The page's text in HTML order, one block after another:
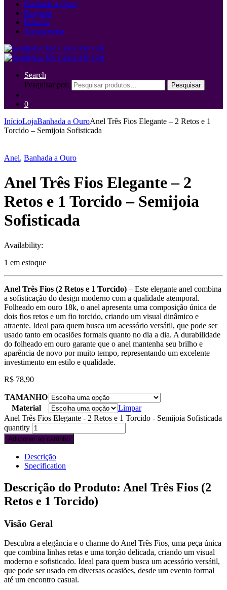
Banhada a Ouro
Pingente
Pulseira
Tornozeleira
Search
Pesquisar por:
Pesquisar
0
InícioLojaBanhada a OuroAnel Três Fios Elegante – 2 Retos e 1
Torcido – Semijoia Sofisticada
Anel, Banhada a Ouro
Anel Três Fios Elegante – 2
Retos e 1 Torcido – Semijoia
Sofisticada
Availability:
1 em estoque
Anel Três Fios (2 Retos e 1 Torcido) – Este elegante anel combina
a sofisticação do design moderno com a qualidade atemporal.
Folheado em ouro 18k, o anel apresenta uma composição única de
dois fios retos e um fio torcido, criando um visual dinâmico e
atraente. Ideal para quem busca um acessório versátil, que pode ser
usado tanto em ocasiões formais quanto no dia a dia. A durabilidade
do folheado em ouro garante que o anel mantenha seu brilho e
aparência de novo por muito tempo, representando um excelente
investimento em estilo e qualidade.
R$ 78,90
TAMANHO
Material
Limpar
Anel Três Fios Elegante - 2 Retos e 1 Torcido - Semijoia Sofisticada
quantity
Adicionar ao carrinho
Descrição
Specification
Descrição do Produto: Anel Três Fios (2
Retos e 1 Torcido)
Visão Geral
Descubra a elegância e o charme do Anel Três Fios, uma peça única
que combina linhas retas e uma torção delicada, criando um visual
moderno e sofisticado. Ideal para quem busca um acessório versátil,
que pode ser usado em diversas ocasiões, desde um evento formal
até um encontro casual.